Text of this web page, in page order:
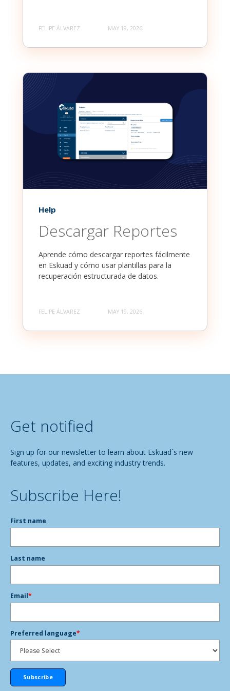
FELIPE ÁLVAREZ MAY 19, 2026
Help
Descargar Reportes
Aprende cómo descargar reportes fácilmente
en Eskuad y cómo usar plantillas para la
recuperación estructurada de datos.
FELIPE ÁLVAREZ MAY 19, 2026
Get notified
Sign up for our newsletter to learn about Eskuad´s new
features, updates, and exciting industry trends.
Subscribe Here!
First name
Last name
Email*
Preferred language*